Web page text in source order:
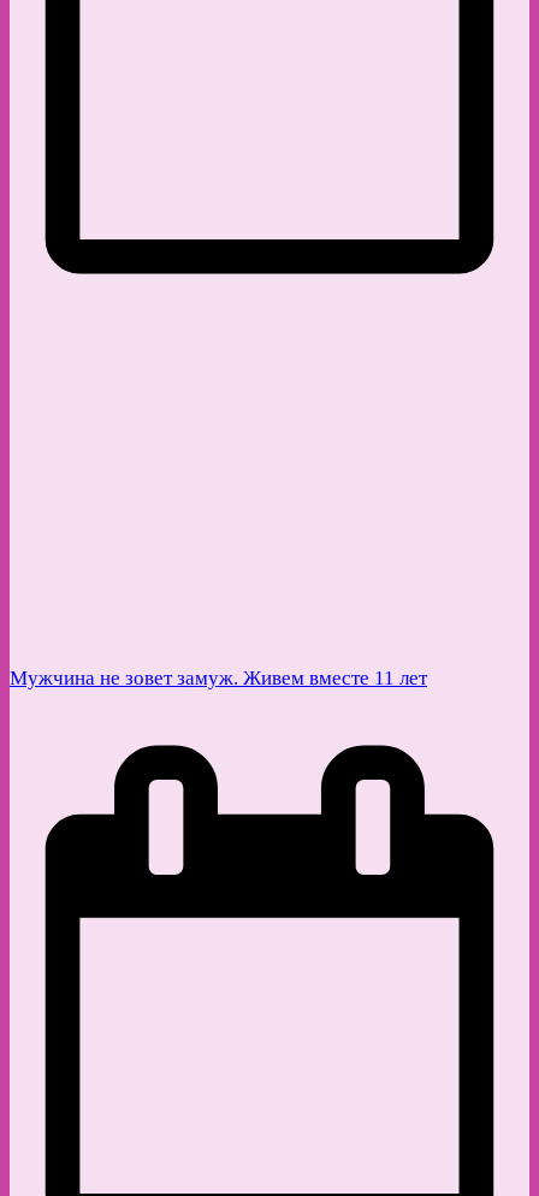
Мужчина не зовет замуж. Живем вместе 11 лет